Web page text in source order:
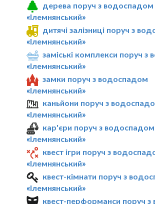
дерева поруч з водоспадом
«Ілемнянський»
дитячі залізниці поруч з
«Ілемнянський»
заміські комплекси поруч
«Ілемнянський»
замки поруч з водоспадом
«Ілемнянський»
каньйони поруч з
«Ілемнянський»
кар'єри поруч з водоспадом
«Ілемнянський»
квест ігри поруч з
«Ілемнянський»
квест-кімнати поруч з
«Ілемнянський»
квест-перформанси поруч